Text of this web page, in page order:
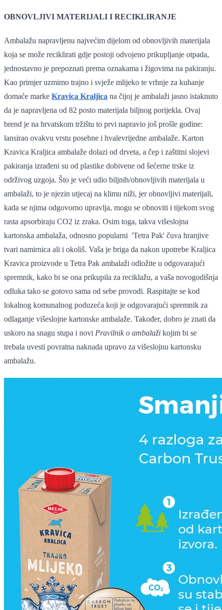
OBNOVLJIVI MATERIJALI I RECIKLIRANJE
Ambalažu napravljenu najvećim dijelom od obnovljivih materijala
koja se može reciklirati gdje postoji odvojeno prikupljanje otpada,
jednostavno je prepoznati prema oznakama i žigovima na pakiranju.
Kao primjer uzmimo trajno i svježe mlijeko te vrhnje za kuhanje
domaće marke Kravica Kraljica na čijoj je ambalaži jasno istaknuto
da je napravljena od 82 posto materijala biljnog porijekla. Ovaj
brend je na hrvatskom tržištu to prvi napravio još prošle godine:
lansirao ovakvu vrstu posebne i hvalevrijedne ambalaže. Karton
Kravica Kraljica ambalaže dolazi od drveta, a čep i zaštitni slojevi
pakiranja izrađeni su od plastike dobivene od šećerne trske iz
održivog uzgoja. Što je veći udio biljnih/obnovljivih materijala u
ambalaži, to je njezin utjecaj na klimu niži, jer obnovljivi materijali,
kada se njima odgovorno upravlja, mogu se obnoviti i tijekom svog
rasta apsorbiraju CO2 iz zraka. Osim toga, takva višeslojna
kartonska ambalaža, odnosno popularni 'Tetra Pak' čuva hranjive
tvari namirnica ali i okoliš. Vaša je briga da nakon upotrebe Kraljica
Kravica proizvode u Tetra Pak ambalaži odložite u odgovarajući
spremnik, kako bi se ona prikupila za reciklažu, a vaša novogodišnja
odluka tako se gotovo sama od sebe provodi. Raspitajte se kod
lokalnog komunalnog poduzeća koji je odgovarajući spremnik za
odlaganje višeslojne kartonske ambalaže. Također, dobro je znati da
uskoro na snagu stupa i novi Pravilnik o ambalaži kojim bi se
trebala uvesti povratna naknada upravo za višeslojnu kartonsku
ambalažu.